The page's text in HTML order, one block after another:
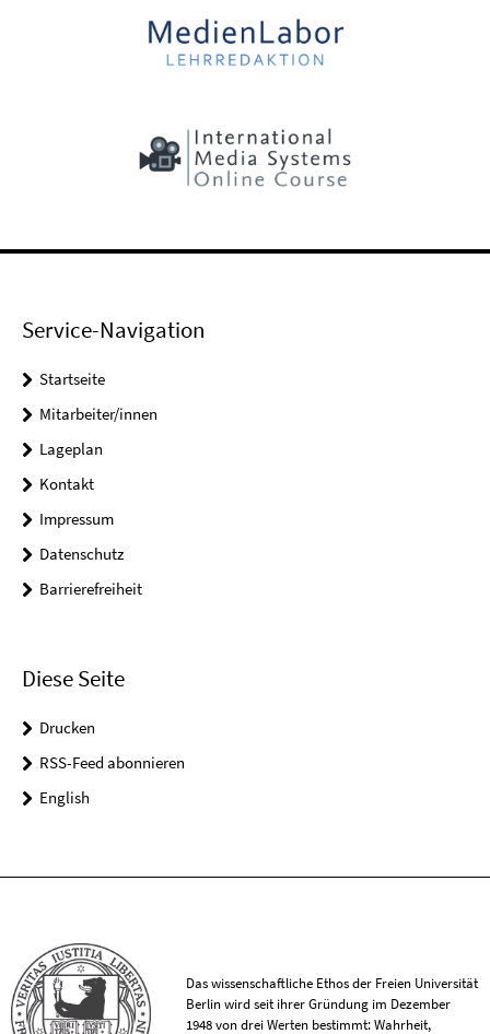
Service-Navigation
Startseite
Mitarbeiter/innen
Lageplan
Kontakt
Impressum
Datenschutz
Barrierefreiheit
Diese Seite
Drucken
RSS-Feed abonnieren
English
Das wissenschaftliche Ethos der Freien Universität
Berlin wird seit ihrer Gründung im Dezember
1948 von drei Werten bestimmt: Wahrheit,